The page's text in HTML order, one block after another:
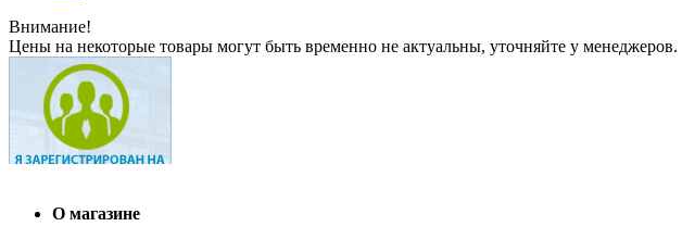
Внимание!
Цены на некоторые товары могут быть временно не актуальны, уточняйте у менеджеров.
О магазине